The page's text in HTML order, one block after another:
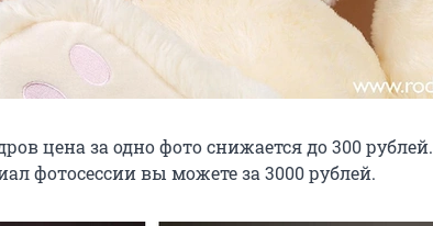
цена за одно фото снижается до 300 рублей.
фотосессии вы можете за 3000 рублей.